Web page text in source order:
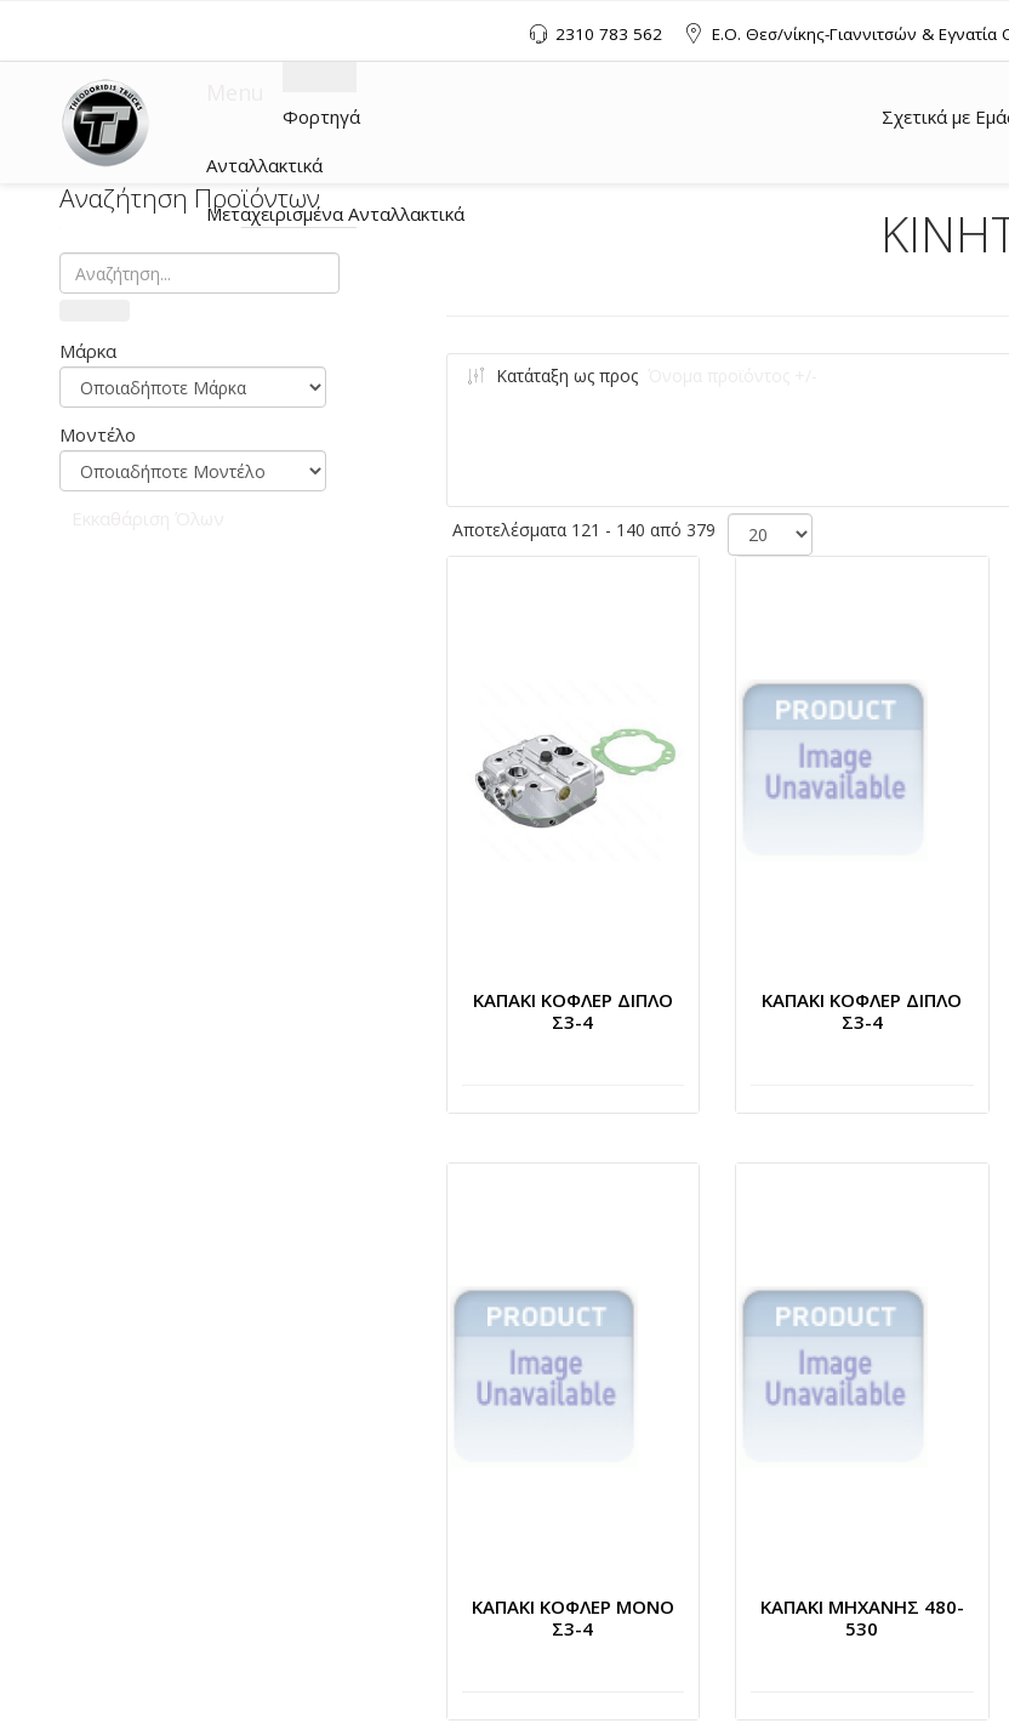
2310 783 562 Ε.Ο. Θεσ/νίκης-Γιαννιτσών & Εγνατία
Φορτηγά
Ανταλλακτικά
Μεταχειρισμένα Ανταλλακτικά
Σχετικά με
Αναζήτηση Προϊόντων
Μάρκα
Μοντέλο
Κατάταξη ως προς
Αποτελέσματα 121 - 140 από 379
ΚΑΠΑΚΙ ΚΟΦΛΕΡ ΔΙΠΛΟ
Σ3-4
ΚΑΠΑΚΙ ΚΟΦΛΕΡ ΔΙΠΛΟ
Σ3-4
ΚΑΠΑΚΙ ΚΟΦΛΕΡ ΜΟΝΟ
Σ3-4
ΚΑΠΑΚΙ ΜΗΧΑΝΗΣ 480-
530